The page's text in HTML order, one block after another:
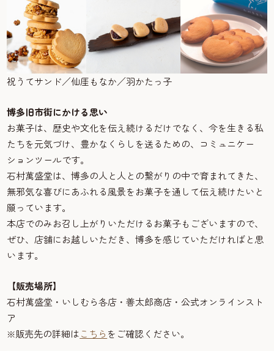
祝うてサンド／仙厓もなか／羽かたっ子
博多旧市街にかける思い
お菓子は、歴史や文化を伝え続けるだけでなく、今を生きる私
たちを元気づけ、豊かなくらしを送るための、コミュニケー
ションツールです。
石村萬盛堂は、博多の人と人との繋がりの中で育まれてきた、
無邪気な喜びにあふれる風景をお菓子を通して伝え続けたいと
願っています。
本店でのみお召し上がりいただけるお菓子もございますので、
ぜひ、店舗にお越しいただき、博多を感じていただければと思
います。
【販売場所】
石村萬盛堂・いしむら各店・善太郎商店・公式オンラインスト
ア
※販売先の詳細はこちら をご確認ください。